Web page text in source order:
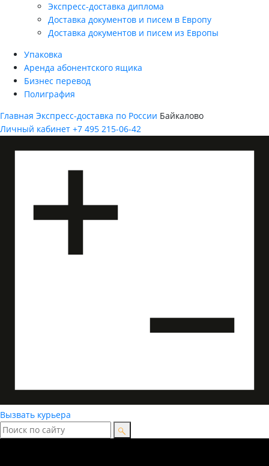
Экспресс-доставка диплома
Доставка документов и писем в Европу
Доставка документов и писем из Европы
Упаковка
Аренда абонентского ящика
Бизнес перевод
Полиграфия
Главная Экспресс-доставка по России Байкалово
Личный кабинет +7 495 215-06-42
Вызвать курьера